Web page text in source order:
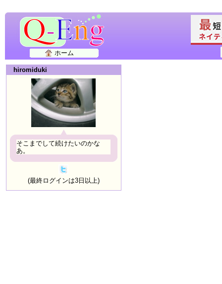
ホーム
hiromiduki
そこまでして続けたいのかな
あ。
(最終ログインは3日以上)